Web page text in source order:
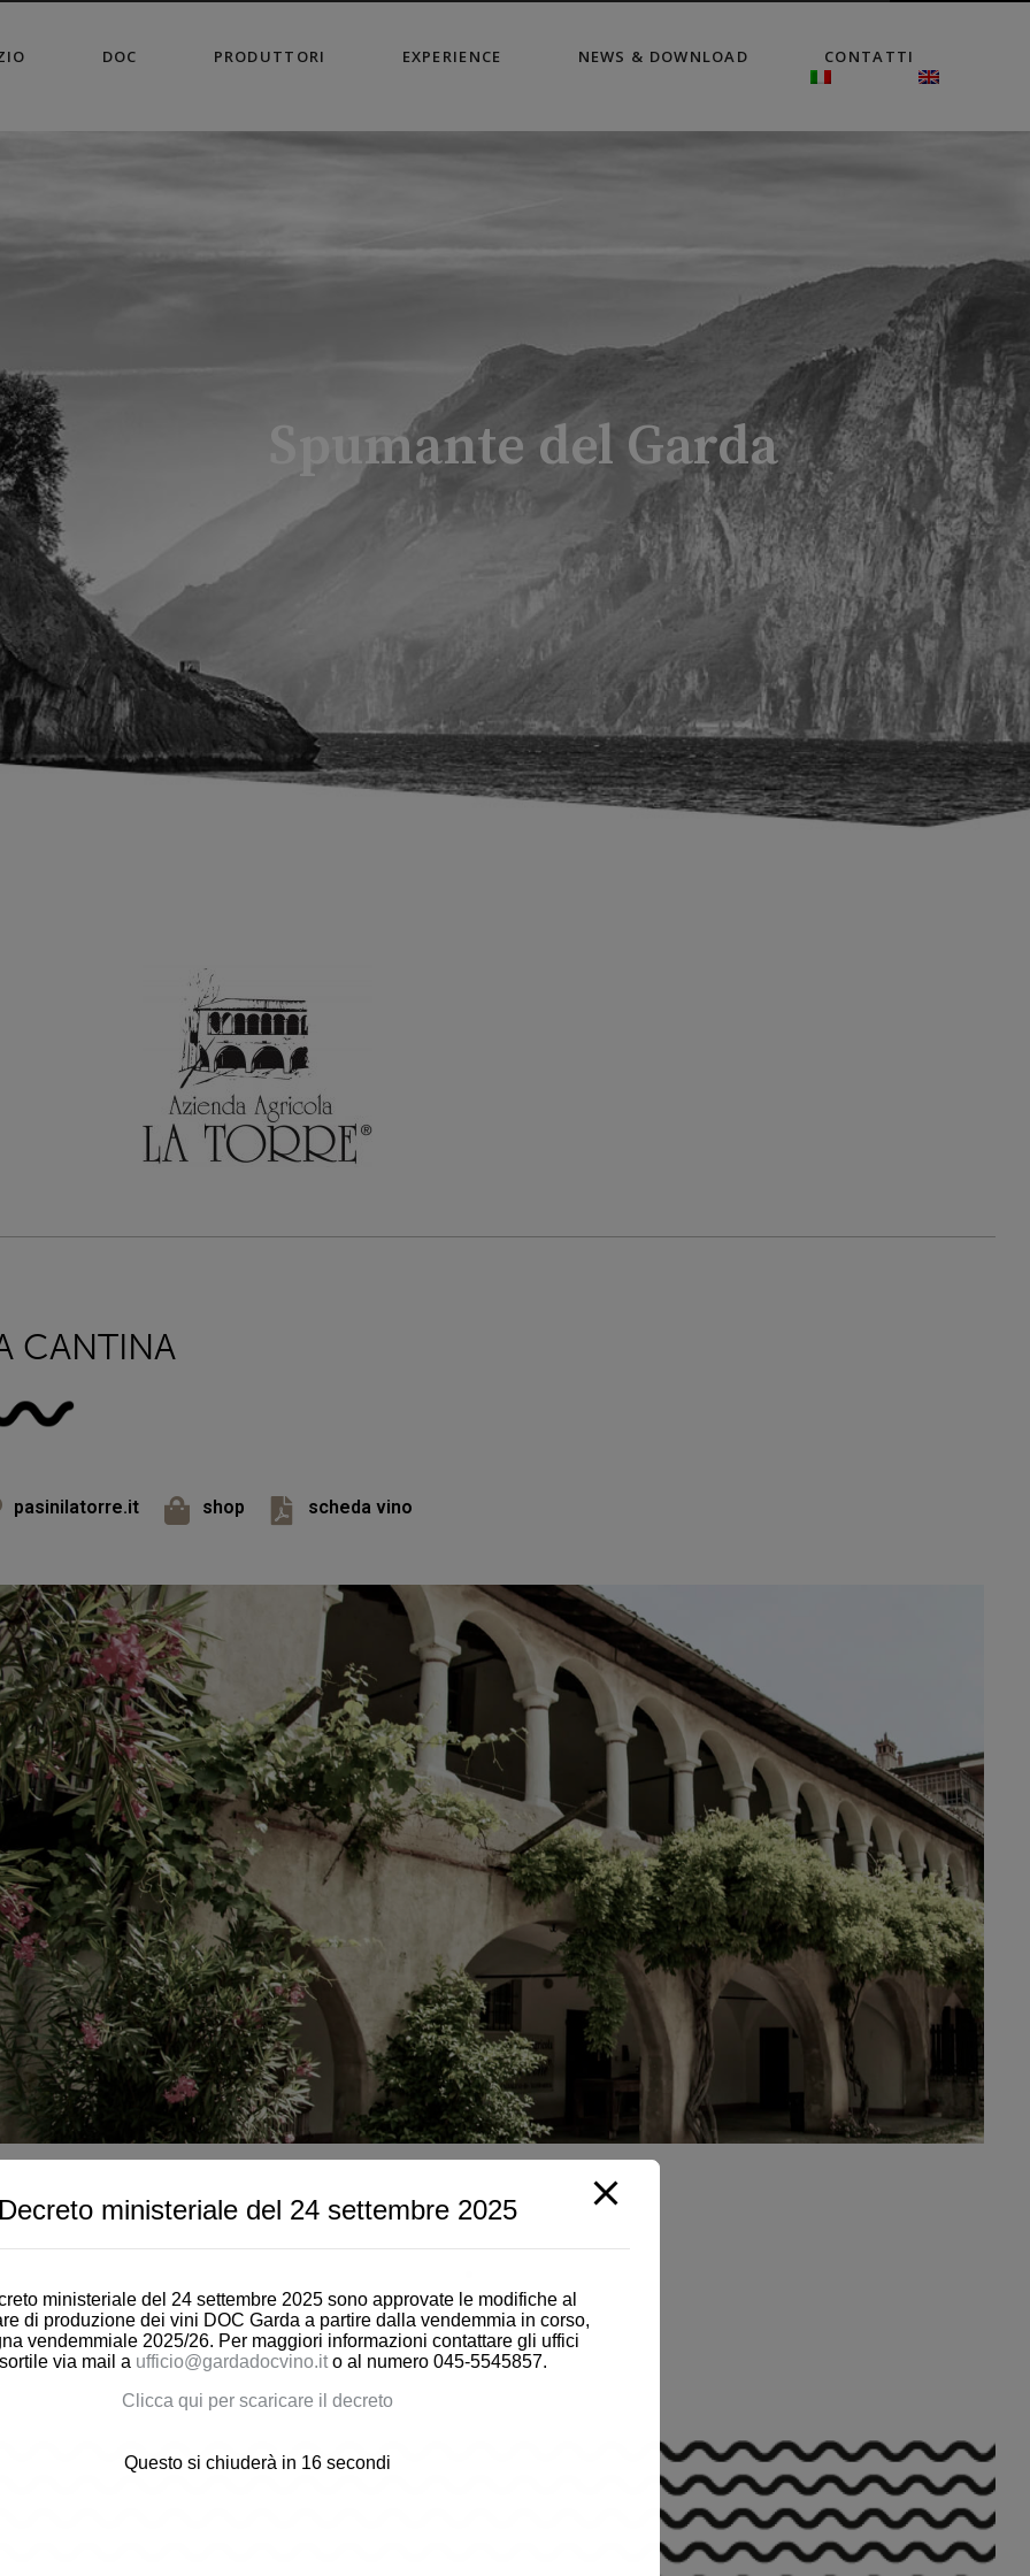
DOC PRODUTTORI EXPERIENCE NEWS & DOWNLOAD CONTATTI
Spumante del Garda
CANTINA
pasinilatorre.it shop scheda vino
modal-check
ministeriale del 24 settembre 2025
ministeriale del 24 settembre 2025 sono approvate le modifiche al
di produzione dei vini DOC Garda a partire dalla vendemmia in corso,
vendemmiale 2025/26. Per maggiori informazioni contattare gli uffici
via mail a ufficio@gardadocvino.it o al numero 045-5545857.
Clicca qui per scaricare il decreto
Questo si chiuderà in 14 secondi